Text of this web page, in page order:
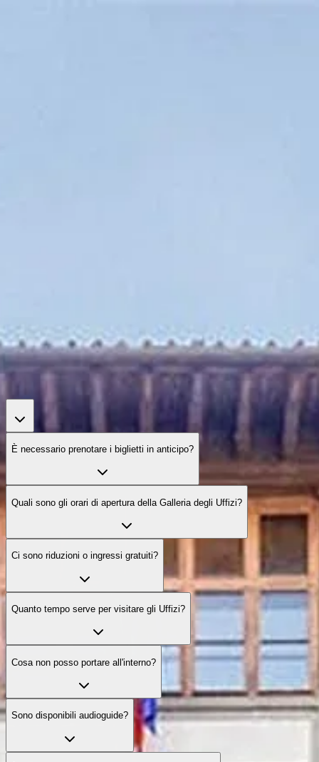
È necessario prenotare i biglietti in anticipo?
Quali sono gli orari di apertura della Galleria degli Uffizi?
Ci sono riduzioni o ingressi gratuiti?
Quanto tempo serve per visitare gli Uffizi?
Cosa non posso portare all'interno?
Sono disponibili audioguide?